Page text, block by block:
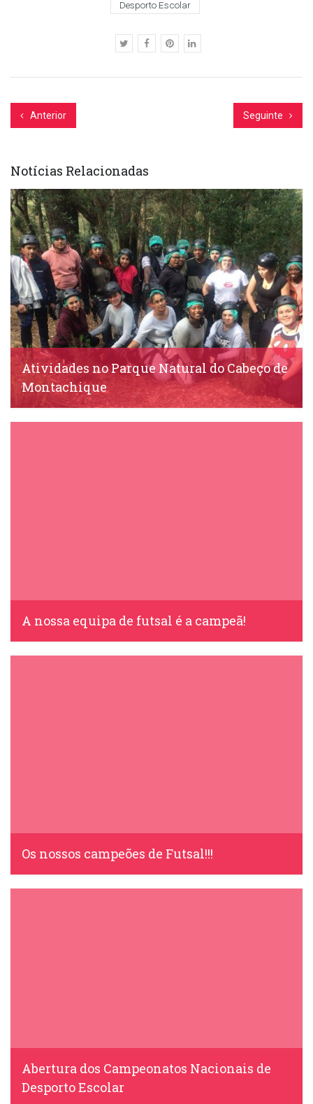
Desporto Escolar
Anterior Seguinte
Notícias Relacionadas
Atividades no Parque Natural do Cabeço de
Montachique
IDS, 20 Março, 2019
A nossa equipa de futsal é a campeã!
IDS, 19 Maio, 2016
Os nossos campeões de Futsal!!!
IDS, 15 Junho, 2015
Abertura dos Campeonatos Nacionais de
Desporto Escolar